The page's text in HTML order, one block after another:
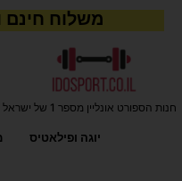
משלוח חינם
חנות הספורט אונליין מספר 1 של ישראל
יוגה ופילאטיס